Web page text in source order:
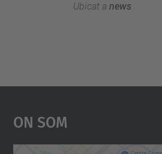
Ubicat a news
On Som